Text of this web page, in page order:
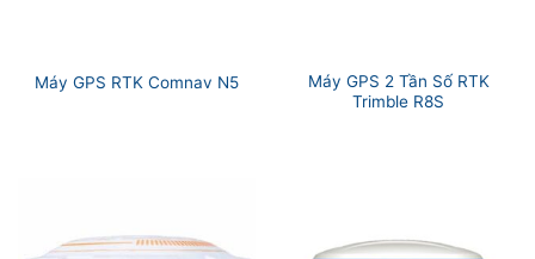
Máy GPS RTK Comnav N5
Máy GPS 2 Tần Số RTK
Trimble R8S